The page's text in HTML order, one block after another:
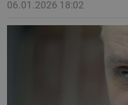
06.01.2026 18:02